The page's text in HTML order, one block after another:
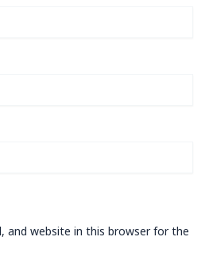
and website in this browser for the